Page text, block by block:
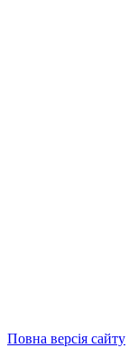
Повна версія сайту